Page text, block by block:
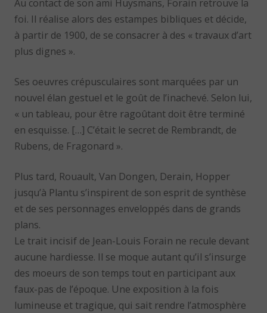
Au contact de son ami Huysmans, Forain retrouve la
foi. Il réalise alors des estampes bibliques et décide,
à partir de 1900, de se consacrer à des « travaux d’art
plus dignes ».
Ses oeuvres crépusculaires sont marquées par un
nouvel élan gestuel et le goût de l’inachevé. Selon lui,
« un tableau, pour être ragoûtant doit être terminé
en esquisse. […] C’était le secret de Rembrandt, de
Rubens, de Fragonard ».
Plus tard, Rouault, Van Dongen, Derain, Hopper
jusqu’à Plantu s’inspirent de son esprit de synthèse
et de ses personnages enveloppés dans de grands
plans.
Le trait incisif de Jean-Louis Forain ne recule devant
aucune hardiesse. Il se moque autant qu’il s’insurge
des moeurs de son temps tout en participant aux
faux-pas de l’époque. Une exposition à la fois
lumineuse et tragique, qui sait rendre l’atmosphère